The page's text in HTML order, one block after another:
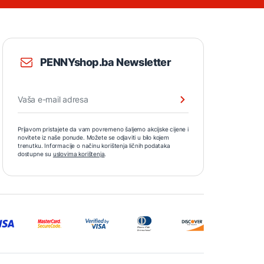
PENNYshop.ba Newsletter
Prijavom pristajete da vam povremeno šaljemo akcijske cijene i
novitete iz naše ponude. Možete se odjaviti u bilo kojem
trenutku. Informacije o načinu korištenja ličnih podataka
dostupne su uslovima korištenja.